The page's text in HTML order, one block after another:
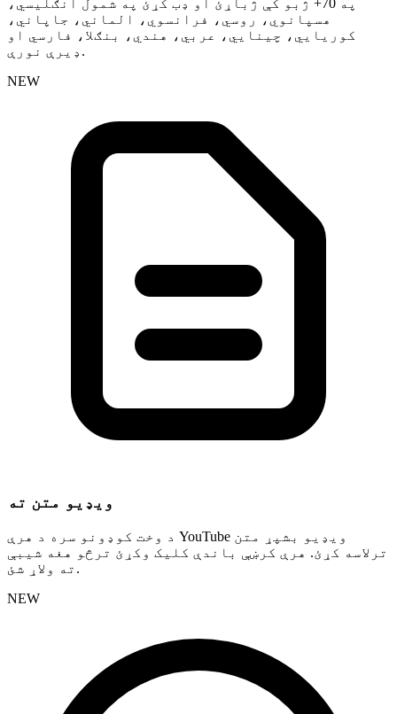
په 70+ ژبو کې ژباړئ او ډب کړئ په شمول انګلیسي،
هسپانوي، روسي، فرانسوي، الماني، جاپاني،
کوریایي، چینایي، عربي، هندي، بنګلا، فارسي او
ډیرې نورې.
NEW
ویډیو متن ته
د وخت کوډونو سره د هرې YouTube ویډیو بشپړ متن
ترلاسه کړئ. هرې کرښې باندې کلیک وکړئ ترڅو هغه شیبې
ته ولاړ شئ.
NEW